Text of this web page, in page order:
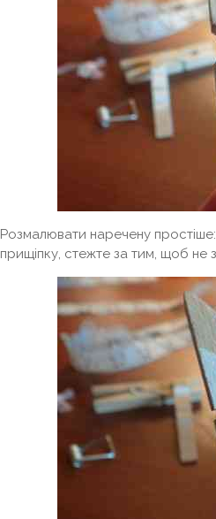
Розмалювати наречену
прищіпку, стежте за тим, щоб не